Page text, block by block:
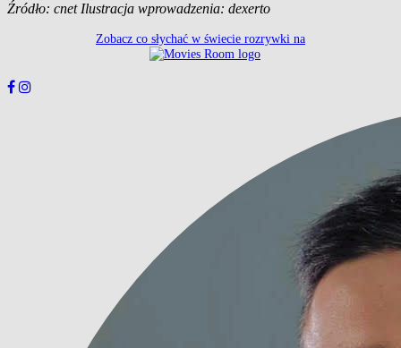
Źródło: cnet Ilustracja wprowadzenia: dexerto
Zobacz co słychać w świecie rozrywki na